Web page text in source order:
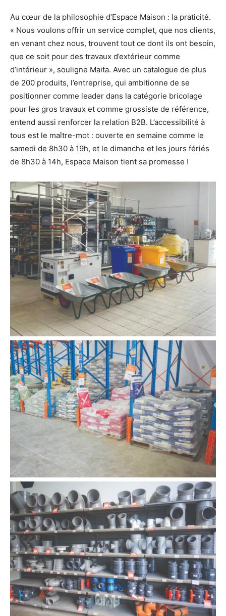
Au cœur de la philosophie d’Espace Maison : la praticité.
« Nous voulons offrir un service complet, que nos clients,
en venant chez nous, trouvent tout ce dont ils ont besoin,
que ce soit pour des travaux d’extérieur comme
d’intérieur », souligne Maita. Avec un catalogue de plus
de 200 produits, l’entreprise, qui ambitionne de se
positionner comme leader dans la catégorie bricolage
pour les gros travaux et comme grossiste de référence,
entend aussi renforcer la relation B2B. L’accessibilité à
tous est le maître-mot : ouverte en semaine comme le
samedi de 8h30 à 19h, et le dimanche et les jours fériés
de 8h30 à 14h, Espace Maison tient sa promesse !